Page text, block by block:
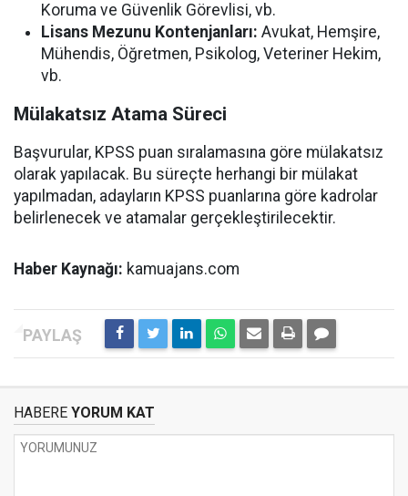
Koruma ve Güvenlik Görevlisi, vb.
Lisans Mezunu Kontenjanları: Avukat, Hemşire,
Mühendis, Öğretmen, Psikolog, Veteriner Hekim,
vb.
Mülakatsız Atama Süreci
Başvurular, KPSS puan sıralamasına göre mülakatsız
olarak yapılacak. Bu süreçte herhangi bir mülakat
yapılmadan, adayların KPSS puanlarına göre kadrolar
belirlenecek ve atamalar gerçekleştirilecektir.
Haber Kaynağı: kamuajans.com
HABERE YORUM KAT